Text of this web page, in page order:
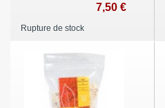
7,50 €
Rupture de stock